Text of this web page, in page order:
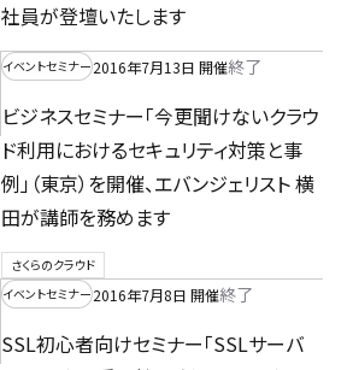
社員が登壇いたします
イベントセミナー2016年7月13日 開催終了
ビジネスセミナー「今更聞けないクラウ
ド利用におけるセキュリティ対策と事
例」（東京）を開催、エバンジェリスト 横
田が講師を務めます
さくらのクラウド
イベントセミナー2016年7月8日 開催終了
SSL初心者向けセミナー「SSLサーバ